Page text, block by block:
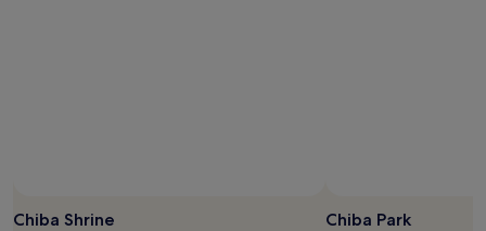
Chiba Shrine Chiba Park